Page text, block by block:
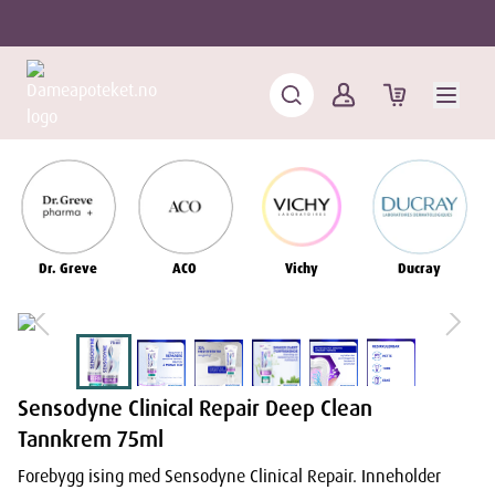
Dr. Greve ACO Vichy Ducray
Sensodyne Clinical Repair Deep Clean
Tannkrem 75ml
Forebygg ising med Sensodyne Clinical Repair. Inneholder